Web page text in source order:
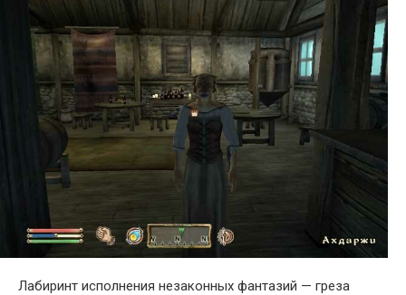
Лабиринт исполнения незаконных фантазий — греза